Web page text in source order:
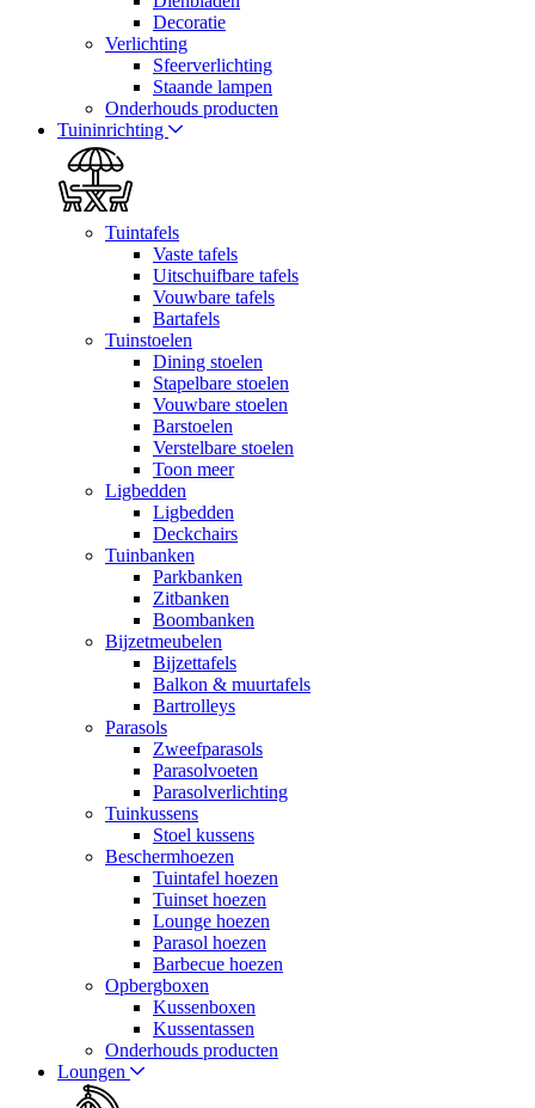
Decoratie
Verlichting
Sfeerverlichting
Staande lampen
Onderhouds producten
Tuininrichting
Tuintafels
Vaste tafels
Uitschuifbare tafels
Vouwbare tafels
Bartafels
Tuinstoelen
Dining stoelen
Stapelbare stoelen
Vouwbare stoelen
Barstoelen
Verstelbare stoelen
Toon meer
Ligbedden
Ligbedden
Deckchairs
Tuinbanken
Parkbanken
Zitbanken
Boombanken
Bijzetmeubelen
Bijzettafels
Balkon & muurtafels
Bartrolleys
Parasols
Zweefparasols
Parasolvoeten
Parasolverlichting
Tuinkussens
Stoel kussens
Beschermhoezen
Tuintafel hoezen
Tuinset hoezen
Lounge hoezen
Parasol hoezen
Barbecue hoezen
Opbergboxen
Kussenboxen
Kussentassen
Onderhouds producten
Loungen